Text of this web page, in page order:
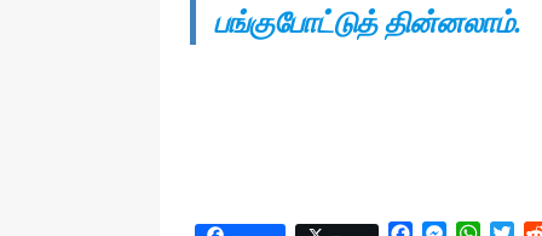
பங்குபோட்டுத் தின்னலாம்.